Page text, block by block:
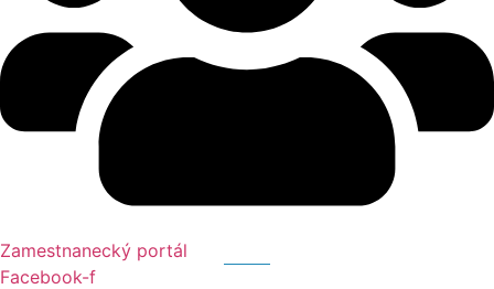
Zamestnanecký portál
Facebook-f